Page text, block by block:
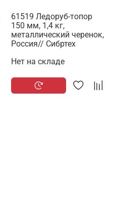
61519 Ледоруб-топор
150 мм, 1,4 кг,
металлический черенок,
Россия// Сибртех
Нет на складе